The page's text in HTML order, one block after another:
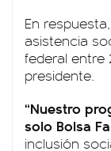
En
asistencia
federal entre
presidente.
“Nuestro
solo Bolsa
inclusión